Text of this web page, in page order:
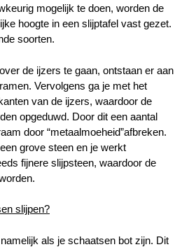
mogelijk te doen, worden de
hoogte in een slijptafel vast gezet.
soorten.
de ijzers te gaan, ontstaan er aan
Vervolgens ga je met het
van de ijzers, waardoor de
opgeduwd. Door dit een aantal
door “metaalmoeheid”afbreken.
grove steen en je werkt
fijnere slijpsteen, waardoor de
slijpen?
als je schaatsen bot zijn. Dit